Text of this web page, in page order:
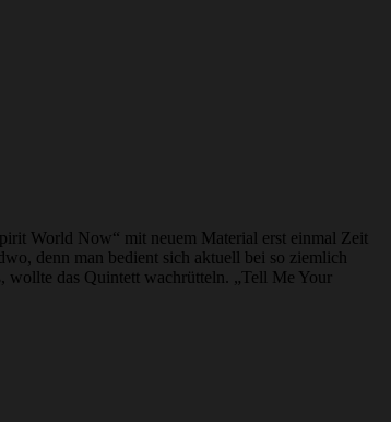
World Now“ mit neuem Material erst einmal Zeit
denn man bedient sich aktuell bei so ziemlich
wollte das Quintett wachrütteln. „Tell Me Your